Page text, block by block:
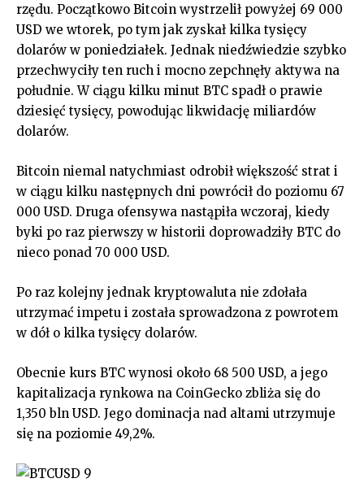
rzędu. Początkowo Bitcoin wystrzelił powyżej 69 000
USD we wtorek, po tym jak zyskał kilka tysięcy
dolarów w poniedziałek. Jednak niedźwiedzie szybko
przechwyciły ten ruch i mocno zepchnęły aktywa na
południe. W ciągu kilku minut BTC spadł o prawie
dziesięć tysięcy, powodując likwidację miliardów
dolarów.
Bitcoin niemal natychmiast odrobił większość strat i
w ciągu kilku następnych dni powrócił do poziomu 67
000 USD. Druga ofensywa nastąpiła wczoraj, kiedy
byki po raz pierwszy w historii doprowadziły BTC do
nieco ponad 70 000 USD.
Po raz kolejny jednak kryptowaluta nie zdołała
utrzymać impetu i została sprowadzona z powrotem
w dół o kilka tysięcy dolarów.
Obecnie kurs BTC wynosi około 68 500 USD, a jego
kapitalizacja rynkowa na CoinGecko zbliża się do
1,350 bln USD. Jego dominacja nad altami utrzymuje
się na poziomie 49,2%.